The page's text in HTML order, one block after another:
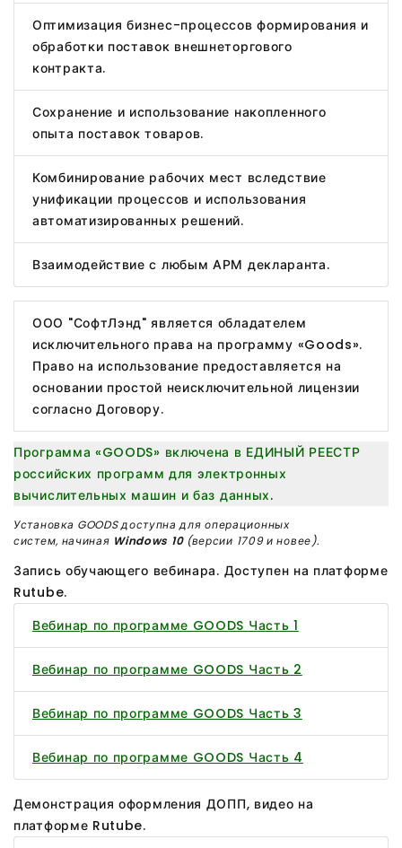
Оптимизация бизнес-процессов формирования и
обработки поставок внешнеторгового
контракта.
Сохранение и использование накопленного
опыта поставок товаров.
Комбинирование рабочих мест вследствие
унификации процессов и использования
автоматизированных решений.
Взаимодействие с любым АРМ декларанта.
ООО "СофтЛэнд" является обладателем
исключительного права на программу «Goods».
Право на использование предоставляется на
основании простой неисключительной лицензии
согласно Договору.
Программа «GOODS» включена в ЕДИНЫЙ РЕЕСТР
российских программ для электронных
вычислительных машин и баз данных.
Установка GOODS доступна для операционных
систем, начиная Windows 10(версии 1709 и новее).
Запись обучающего вебинара. Доступен на платформе
Rutube.
Вебинар по программе GOODS Часть 1
Вебинар по программе GOODS Часть 2
Вебинар по программе GOODS Часть 3
Вебинар по программе GOODS Часть 4
Демонстрация оформления ДОПП, видео на
платформе Rutube.